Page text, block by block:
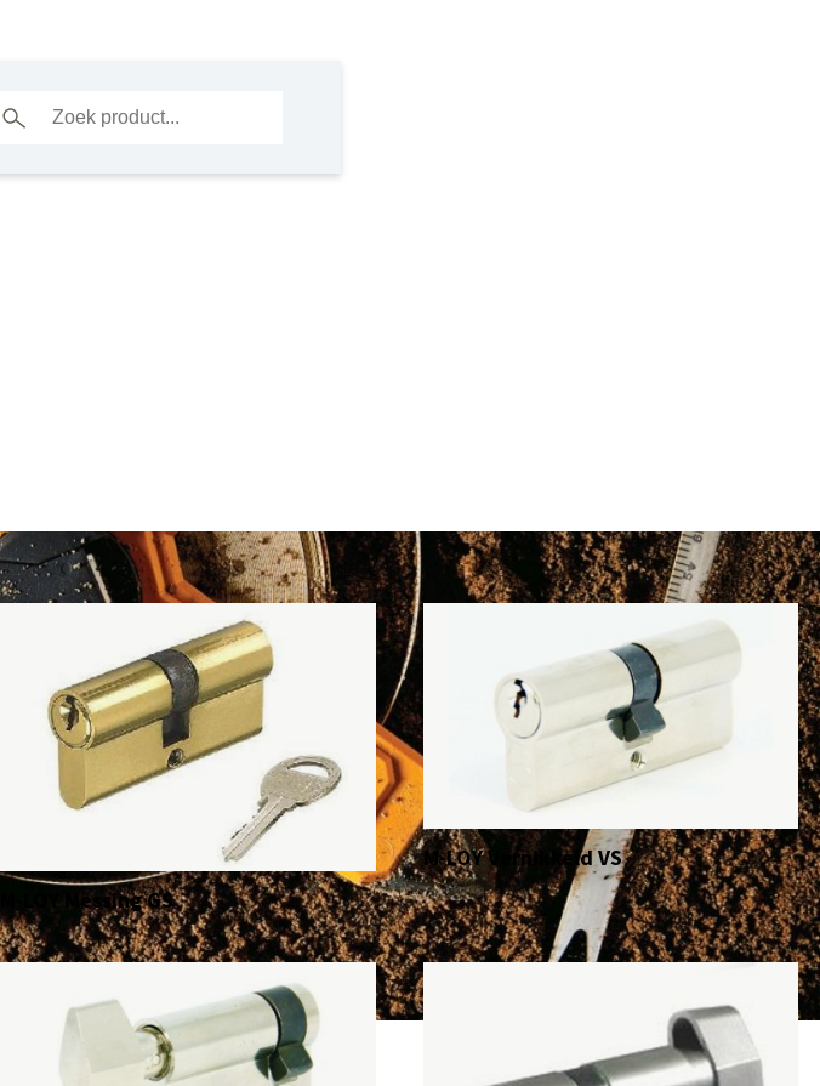
M-LOY Messing GS
M-LOY Vernikkeld VS